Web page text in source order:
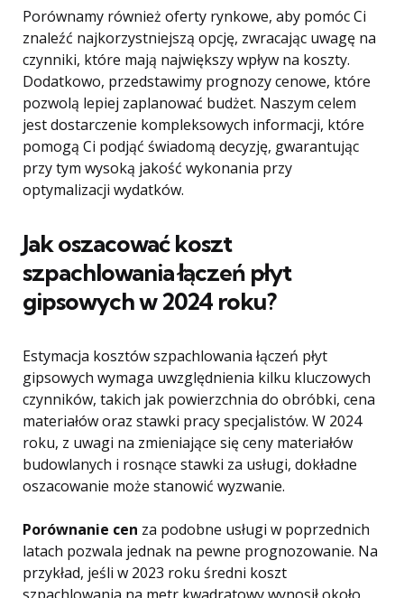
Porównamy również oferty rynkowe, aby pomóc Ci
znaleźć najkorzystniejszą opcję, zwracając uwagę na
czynniki, które mają największy wpływ na koszty.
Dodatkowo, przedstawimy prognozy cenowe, które
pozwolą lepiej zaplanować budżet. Naszym celem
jest dostarczenie kompleksowych informacji, które
pomogą Ci podjąć świadomą decyzję, gwarantując
przy tym wysoką jakość wykonania przy
optymalizacji wydatków.
Jak oszacować koszt
szpachlowania łączeń płyt
gipsowych w 2024 roku?
Estymacja kosztów szpachlowania łączeń płyt
gipsowych wymaga uwzględnienia kilku kluczowych
czynników, takich jak powierzchnia do obróbki, cena
materiałów oraz stawki pracy specjalistów. W 2024
roku, z uwagi na zmieniające się ceny materiałów
budowlanych i rosnące stawki za usługi, dokładne
oszacowanie może stanowić wyzwanie.
Porównanie cen za podobne usługi w poprzednich
latach pozwala jednak na pewne prognozowanie. Na
przykład, jeśli w 2023 roku średni koszt